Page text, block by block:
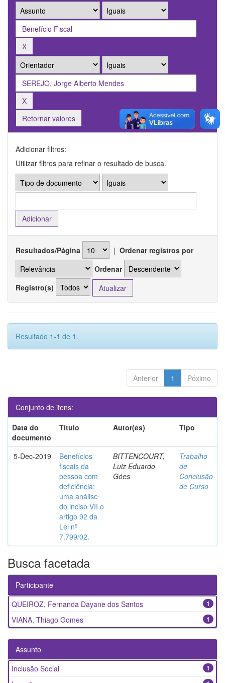
Retornar valores
Adicionar filtros:
Utilizar filtros para refinar o resultado de busca.
Resultados/Página | Ordenar registros por
Ordenar
Registro(s)
Resultado 1-1 de 1.
Anterior 1 Póximo
Conjunto de itens:
Data do
documento
Título Autor(es) Tipo
5-Dec-2019
Benefícios
fiscais da
pessoa com
deficiência:
uma análise
do inciso VII o
artigo 92 da
Lei nº
7.799/02.
BITTENCOURT,
Luiz Eduardo
Góes
Trabalho
de
Conclusão
de Curso
Busca facetada
Participante
1
QUEIROZ, Fernanda Dayane dos Santos
1
VIANA, Thiago Gomes
Assunto
1
Inclusão Social